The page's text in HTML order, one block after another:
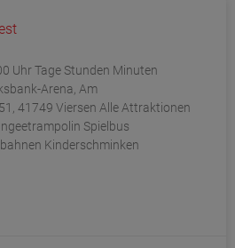
Uhr Tage Stunden Minuten
Arena, Am
41749 Viersen Alle Attraktionen
Spielbus
Kinderschminken